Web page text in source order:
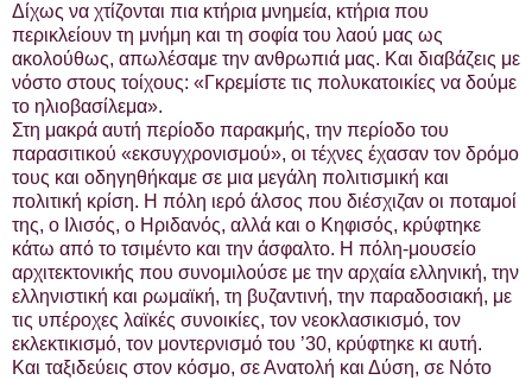
Δίχως να χτίζονται πια κτήρια μνημεία, κτήρια που
περικλείουν τη μνήμη και τη σοφία του λαού μας ως
ακολούθως, απωλέσαμε την ανθρωπιά μας. Και διαβάζεις με
νόστο στους τοίχους: «Γκρεμίστε τις πολυκατοικίες να δούμε
το ηλιοβασίλεμα».
Στη μακρά αυτή περίοδο παρακμής, την περίοδο του
παρασιτικού «εκσυγχρονισμού», οι τέχνες έχασαν τον δρόμο
τους και οδηγηθήκαμε σε μια μεγάλη πολιτισμική και
πολιτική κρίση. Η πόλη ιερό άλσος που διέσχιζαν οι ποταμοί
της, ο Ιλισός, ο Ηριδανός, αλλά και ο Κηφισός, κρύφτηκε
κάτω από το τσιμέντο και την άσφαλτο. Η πόλη-μουσείο
αρχιτεκτονικής που συνομιλούσε με την αρχαία ελληνική, την
ελληνιστική και ρωμαϊκή, τη βυζαντινή, την παραδοσιακή, με
τις υπέροχες λαϊκές συνοικίες, τον νεοκλασικισμό, τον
εκλεκτικισμό, τον μοντερνισμό του ’30, κρύφτηκε κι αυτή.
Και ταξιδεύεις στον κόσμο, σε Ανατολή και Δύση, σε Νότο